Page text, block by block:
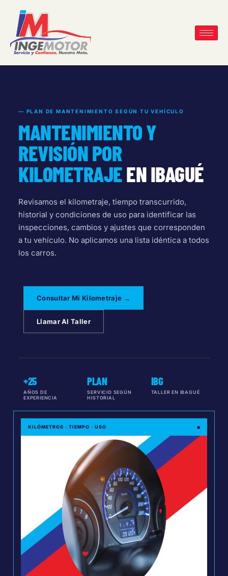
— PLAN DE MANTENIMIENTO SEGÚN TU VEHÍCULO
MANTENIMIENTO Y
REVISIÓN POR
KILOMETRAJEEN IBAGUÉ
Revisamos el kilometraje, tiempo transcurrido,
historial y condiciones de uso para identificar las
inspecciones, cambios y ajustes que corresponden
a tu vehículo. No aplicamos una lista idéntica a todos
los carros.
Consultar Mi Kilometraje →
Llamar Al Taller
+25
AÑOS DE
EXPERIENCIA
PLAN
SERVICIO SEGÚN
HISTORIAL
IBG
TALLER EN IBAGUÉ
KILÓMETROS · TIEMPO · USO ●